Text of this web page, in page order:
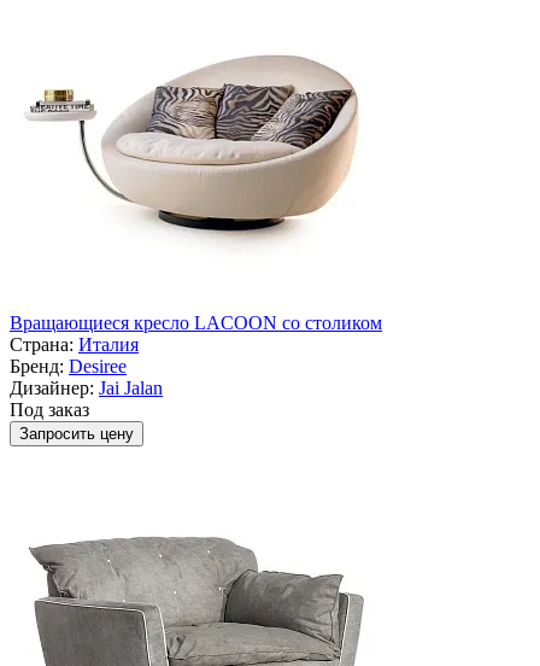
Вращающиеся кресло LACOON со столиком
Страна: Италия
Бренд: Desiree
Дизайнер: Jai Jalan
Под заказ
Запросить цену